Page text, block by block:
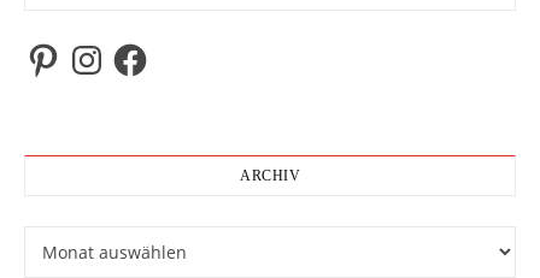
PinterestInstagramFacebook
ARCHIV